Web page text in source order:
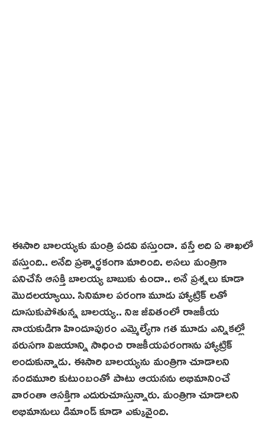
ఈసారి బాలయ్య‌కు మంత్రి పదవి వస్తుందా. వస్తే అది ఏ శాఖలో
వస్తుంది.. అనేది ప్రశ్నార్థకంగా మారింది. అసలు మంత్రిగా
పనిచేసే ఆసక్తి బాలయ్య బాబుకు ఉందా.. అనే ప్రశ్నలు కూడా
మొదలయ్యాయి. సినిమాల పరంగా మూడు హ్యాట్రిక్ లతో
దూసుకుపోతున్న బాలయ్య.. నిజ జీవితంలో రాజకీయ
నాయకుడిగా హిందూపురం ఎమ్మెల్యేగా గత మూడు ఎన్నికల్లో
వరుసగా విజయాన్ని సాధించి రాజకీయపరంగాను హ్యాట్రిక్
అందుకున్నాడు. ఈసారి బాలయ్యను మంత్రిగా చూడాలని
నందమూరి కుటుంబంతో పాటు ఆయనను అభిమానించే
వారంతా ఆసక్తిగా ఎదురుచూస్తున్నారు. మంత్రిగా చూడాలని
అభిమానులు డిమాండ్ కూడా ఎక్కువైంది.